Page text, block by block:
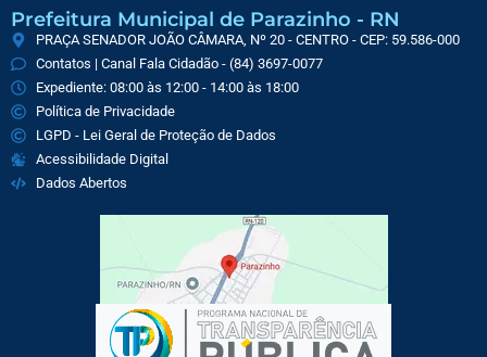
Prefeitura Municipal de Parazinho - RN
PRAÇA SENADOR JOÃO CÂMARA, Nº 20 - CENTRO - CEP: 59.586-000
Contatos | Canal Fala Cidadão - (84) 3697-0077
Expediente: 08:00 às 12:00 - 14:00 às 18:00
Política de Privacidade
LGPD - Lei Geral de Proteção de Dados
Acessibilidade Digital
Dados Abertos